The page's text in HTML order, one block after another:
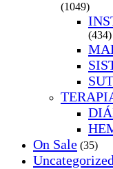
(1049)
(434)
On Sale (35)
Uncategorized